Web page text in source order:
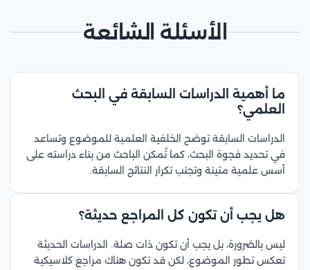
الأسئلة الشائعة
ما أهمية الدراسات السابقة في البحث
العلمي؟
الدراسات السابقة توضح الخلفية العلمية للموضوع وتساعد
في تحديد فجوة البحث، كما تُمكن الباحث من بناء دراسته على
أسس علمية متينة وتجنب تكرار النتائج السابقة.
هل يجب أن تكون كل المراجع حديثة؟
ليس بالضرورة، بل يجب أن تكون ذات صلة. الدراسات الحديثة
تعكس تطور الموضوع، لكن قد تكون هناك مراجع كلاسيكية